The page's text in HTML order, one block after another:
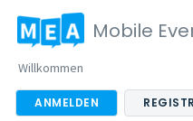
Mobile
Willkommen
ANMELDEN